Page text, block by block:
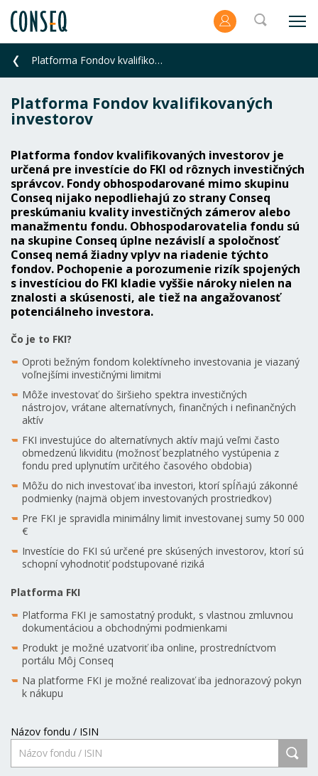
Platforma Fondov kvalifikovaných investorov
Platforma Fondov kvalifikovaných
investorov
Platforma fondov kvalifikovaných investorov je
určená pre investície do FKI od rôznych investičných
správcov. Fondy obhospodarované mimo skupinu
Conseq nijako nepodliehajú zo strany Conseq
preskúmaniu kvality investičných zámerov alebo
manažmentu fondu. Obhospodarovatelia fondu sú
na skupine Conseq úplne nezávislí a spoločnosť
Conseq nemá žiadny vplyv na riadenie týchto
fondov. Pochopenie a porozumenie rizík spojených
s investíciou do FKI kladie vyššie nároky nielen na
znalosti a skúsenosti, ale tiež na angažovanosť
potenciálneho investora.
Čo je to FKI?
Oproti bežným fondom kolektívneho investovania je viazaný
voľnejšími investičnými limitmi
Môže investovať do širšieho spektra investičných
nástrojov, vrátane alternatívnych, finančných i nefinančných
aktív
FKI investujúce do alternatívnych aktív majú veľmi často
obmedzenú likviditu (možnosť bezplatného vystúpenia z
fondu pred uplynutím určitého časového obdobia)
Môžu do nich investovať iba investori, ktorí spĺňajú zákonné
podmienky (najmä objem investovaných prostriedkov)
Pre FKI je spravidla minimálny limit investovanej sumy 50 000
€
Investície do FKI sú určené pre skúsených investorov, ktorí sú
schopní vyhodnotiť podstupované riziká
Platforma FKI
Platforma FKI je samostatný produkt, s vlastnou zmluvnou
dokumentáciou a obchodnými podmienkami
Produkt je možné uzatvoriť iba online, prostredníctvom
portálu Môj Conseq
Na platforme FKI je možné realizovať iba jednorazový pokyn
k nákupu
Názov fondu / ISIN